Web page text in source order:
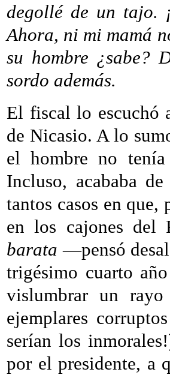
degollé de un tajo.
Ahora, ni mi mamá
su hombre ¿sabe?
sordo además.
El fiscal lo escuchó
de Nicasio. A lo
el hombre no
Incluso, acababa
tantos casos en que,
en los cajones del
barata—pensó
trigésimo cuarto
vislumbrar un
ejemplares
serían los
por el presidente, a